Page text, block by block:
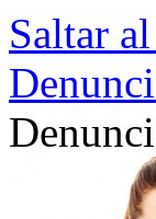
Saltar